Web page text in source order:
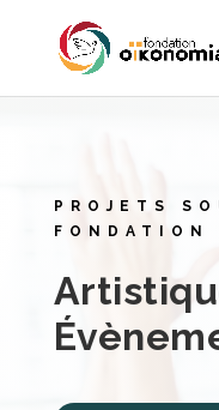
PROJETS
FONDATION